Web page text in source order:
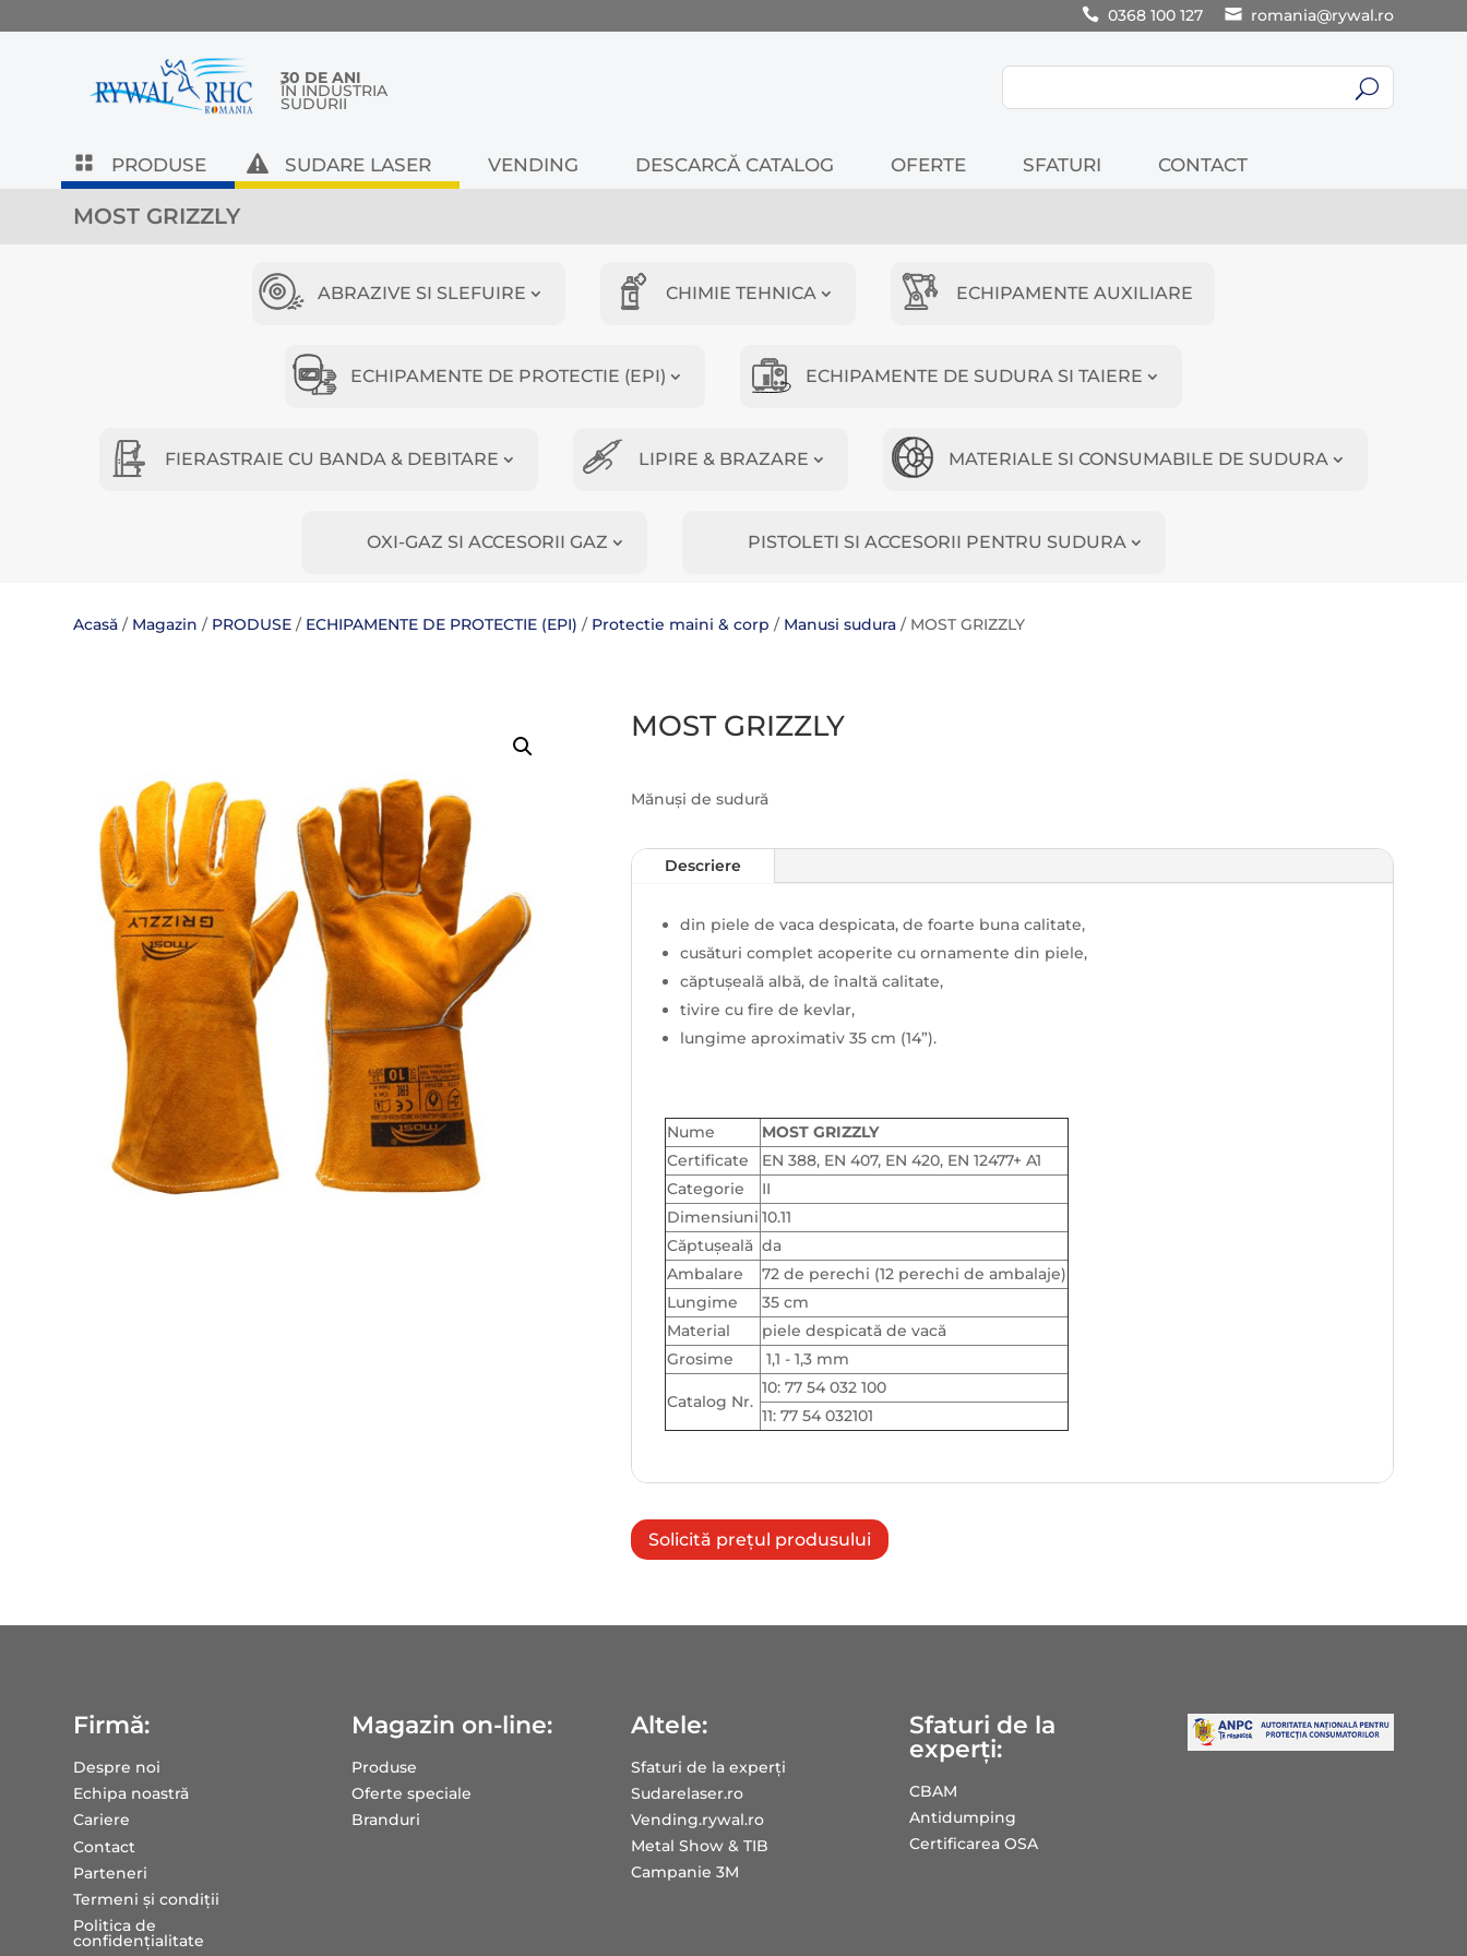
0368 100 127 romania@rywal.ro
30 DE ANI
ÎN INDUSTRIA
SUDURII
U
PRODUSE SUDARE LASER VENDING DESCARCĂ CATALOG OFERTE SFATURI CONTACT
MOST GRIZZLY
ABRAZIVE SI SLEFUIRE CHIMIE TEHNICA ECHIPAMENTE AUXILIARE
ECHIPAMENTE DE PROTECTIE (EPI) ECHIPAMENTE DE SUDURA SI TAIERE
FIERASTRAIE CU BANDA & DEBITARE LIPIRE & BRAZARE MATERIALE SI CONSUMABILE DE SUDURA
OXI-GAZ SI ACCESORII GAZ PISTOLETI SI ACCESORII PENTRU SUDURA
Acasă / Magazin / PRODUSE / ECHIPAMENTE DE PROTECTIE (EPI) / Protectie maini & corp / Manusi sudura / MOST GRIZZLY
MOST GRIZZLY
Mănuși de sudură
Descriere
din piele de vaca despicata, de foarte buna calitate,
cusături complet acoperite cu ornamente din piele,
căptușeală albă, de înaltă calitate,
tivire cu fire de kevlar,
lungime aproximativ 35 cm (14”).
Nume
MOST GRIZZLY
Certificate
EN 388, EN 407, EN 420, EN 12477+ A1
Categorie
II
Dimensiuni 10.11
Căptuşeală da
Ambalare
72 de perechi (12 perechi de ambalaje)
Lungime
35 cm
Material
piele despicată de vacă
Grosime
1,1 - 1,3 mm
Catalog Nr.
10: 77 54 032 100
11: 77 54 032101
Solicită prețul produsului
Firmă:
Despre noi
Echipa noastră
Cariere
Contact
Parteneri
Termeni și condiții
Politica de
confidențialitate
Magazin on-line:
Produse
Oferte speciale
Branduri
Altele:
Sfaturi de la experți
Sudarelaser.ro
Vending.rywal.ro
Metal Show & TIB
Campanie 3M
Sfaturi de la
experți:
CBAM
Antidumping
Certificarea OSA